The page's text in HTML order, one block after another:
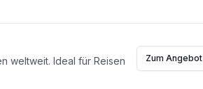
weltweit. Ideal für Reisen
Zum Angebot